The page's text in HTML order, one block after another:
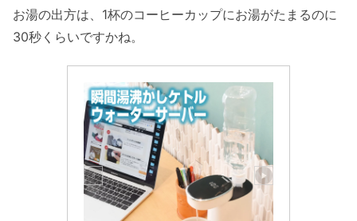
お湯の出方は、1杯のコーヒーカップにお湯がたまるのに
30秒くらいですかね。